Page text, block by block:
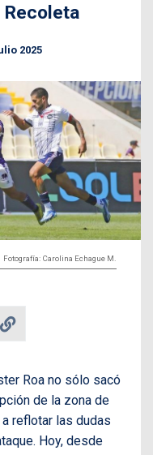
2025
Fotografía: Carolina Echague M.
Roa no sólo sacó
de la zona de
reflotar las dudas
Hoy, desde